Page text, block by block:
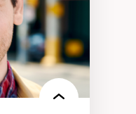
Arendt
numérique